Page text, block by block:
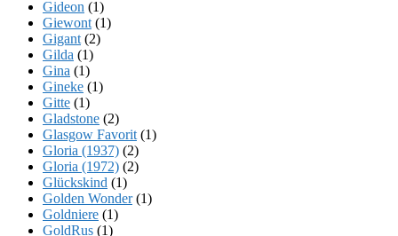
Gideon (1)
Giewont (1)
Gigant (2)
Gilda (1)
Gina (1)
Gineke (1)
Gitte (1)
Gladstone (2)
Glasgow Favorit (1)
Gloria (1937) (2)
Gloria (1972) (2)
Glückskind (1)
Golden Wonder(1)
Goldniere (1)
GoldRus (1)